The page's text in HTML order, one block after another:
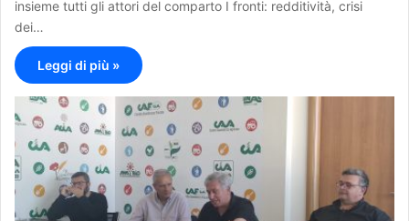
insieme tutti gli attori del comparto I fronti: redditività, crisi
dei…
Leggi di più »